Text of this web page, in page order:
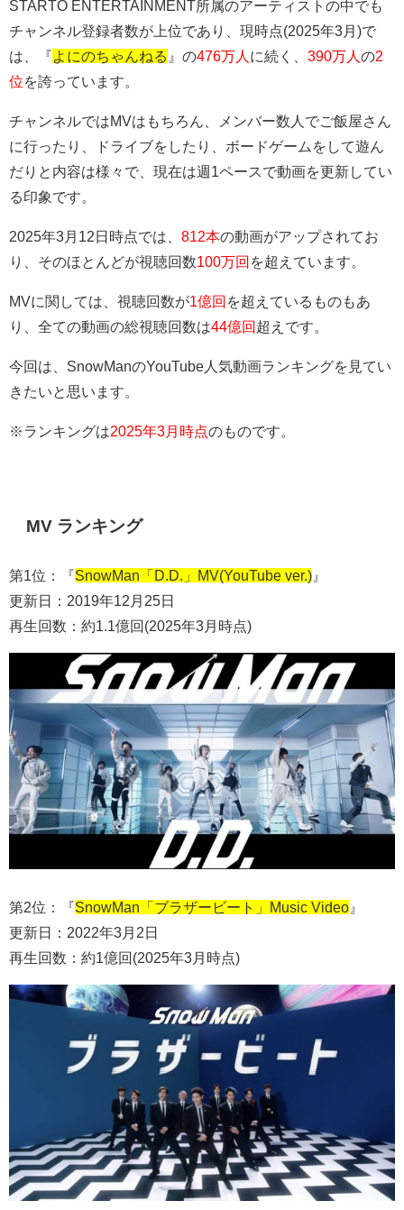
STARTO ENTERTAINMENT所属のアーティストの中でも
チャンネル登録者数が上位であり、現時点(2025年3月)で
は、『 よにのちゃんねる 』の476万人 に続く、 390万人 の2
位を誇っています。
チャンネルではMVはもちろん、メンバー数人でご飯屋さん
に行ったり、ドライブをしたり、ボードゲームをして遊ん
だりと内容は様々で、現在は週1ペースで動画を更新してい
る印象です。
2025年3月12日時点では、 812本の動画がアップされてお
り、そのほとんどが視聴回数100万回 を超えています。
MVに関しては、視聴回数が1億回 を超えているものもあ
り、全ての動画の総視聴回数は44億回 超えです。
今回は、SnowManのYouTube人気動画ランキングを見てい
きたいと思います。
※ランキングは2025年3月時点のものです。
MV ランキング
第1位：『SnowMan「D.D.」MV(YouTube ver.) 』
更新日：2019年12月25日
再生回数：約1.1億回(2025年3月時点)
第2位：『SnowMan「ブラザービート」Music Video 』
更新日：2022年3月2日
再生回数：約1億回(2025年3月時点)